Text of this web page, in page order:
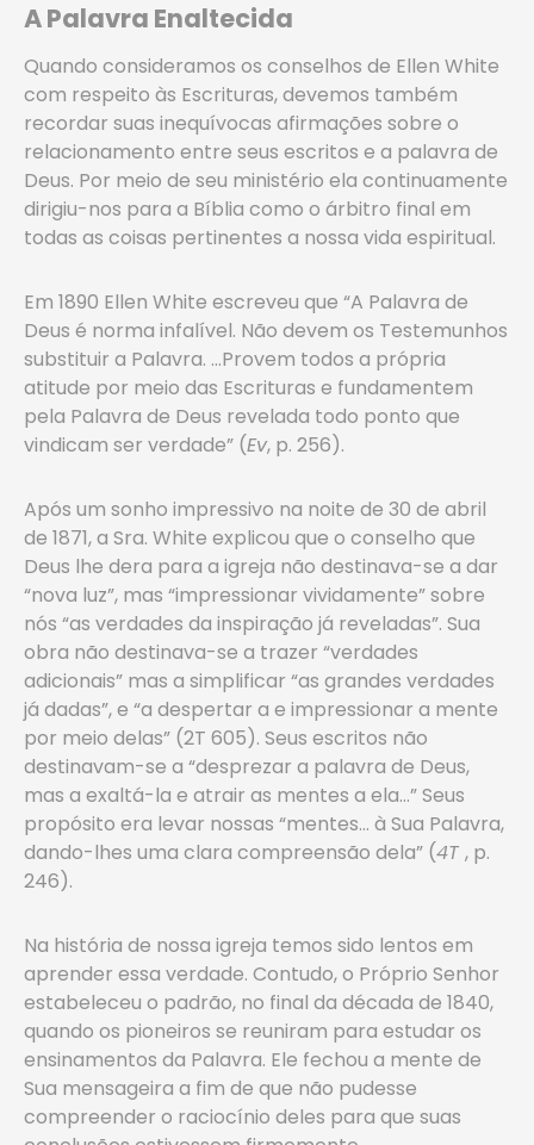
A Palavra Enaltecida
Quando consideramos os conselhos de Ellen White
com respeito às Escrituras, devemos também
recordar suas inequívocas afirmações sobre o
relacionamento entre seus escritos e a palavra de
Deus. Por meio de seu ministério ela continuamente
dirigiu-nos para a Bíblia como o árbitro final em
todas as coisas pertinentes a nossa vida espiritual.
Em 1890 Ellen White escreveu que “A Palavra de
Deus é norma infalível. Não devem os Testemunhos
substituir a Palavra. …Provem todos a própria
atitude por meio das Escrituras e fundamentem
pela Palavra de Deus revelada todo ponto que
vindicam ser verdade” (Ev, p. 256).
Após um sonho impressivo na noite de 30 de abril
de 1871, a Sra. White explicou que o conselho que
Deus lhe dera para a igreja não destinava-se a dar
“nova luz”, mas “impressionar vividamente” sobre
nós “as verdades da inspiração já reveladas”. Sua
obra não destinava-se a trazer “verdades
adicionais” mas a simplificar “as grandes verdades
já dadas”, e “a despertar a e impressionar a mente
por meio delas” (2T 605). Seus escritos não
destinavam-se a “desprezar a palavra de Deus,
mas a exaltá-la e atrair as mentes a ela…” Seus
propósito era levar nossas “mentes… à Sua Palavra,
dando-lhes uma clara compreensão dela” (4T , p.
246).
Na história de nossa igreja temos sido lentos em
aprender essa verdade. Contudo, o Próprio Senhor
estabeleceu o padrão, no final da década de 1840,
quando os pioneiros se reuniram para estudar os
ensinamentos da Palavra. Ele fechou a mente de
Sua mensageira a fim de que não pudesse
compreender o raciocínio deles para que suas